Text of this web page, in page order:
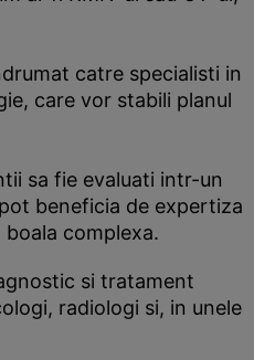
catre specialisti in
care vor stabili planul
sa fie evaluati intr-un
beneficia de expertiza
complexa.
si tratament
radiologi si, in unele